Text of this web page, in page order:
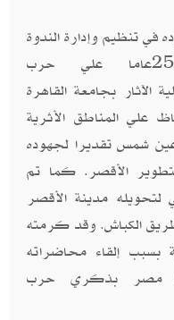
تنظيم وإدارة الندوة
الاستراتيجية بمناسبة مرور25عاما علي حرب
الآثار بجامعة القاهرة
علي المناطق الأثرية
شمس تقديرا لجهوده
الأقصر. كما تم
لتحويله مدينة الأقصر
الكباش. وقد كرمته
إلقاء محاضراته
مصر بذكري حرب